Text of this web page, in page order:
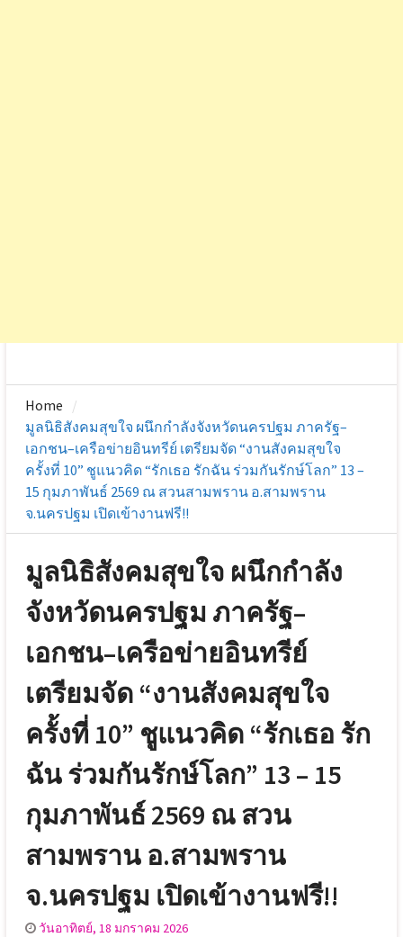
Home
มูลนิธิสังคมสุขใจ ผนึกกำลังจังหวัดนครปฐม ภาครัฐ–
เอกชน–เครือข่ายอินทรีย์ เตรียมจัด “งานสังคมสุขใจ
ครั้งที่ 10” ชูแนวคิด “รักเธอ รักฉัน ร่วมกันรักษ์โลก” 13 –
15 กุมภาพันธ์ 2569 ณ สวนสามพราน อ.สามพราน
จ.นครปฐม เปิดเข้างานฟรี!!
มูลนิธิสังคมสุขใจ ผนึกกำลัง
จังหวัดนครปฐม ภาครัฐ–
เอกชน–เครือข่ายอินทรีย์
เตรียมจัด “งานสังคมสุขใจ
ครั้งที่ 10” ชูแนวคิด “รักเธอ รัก
ฉัน ร่วมกันรักษ์โลก” 13 – 15
กุมภาพันธ์ 2569 ณ สวน
สามพราน อ.สามพราน
จ.นครปฐม เปิดเข้างานฟรี!!
วันอาทิตย์, 18 มกราคม 2026